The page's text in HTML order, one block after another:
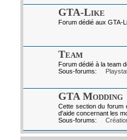
GTA-Like
Forum dédié aux GTA-
Team
Forum dédié à la team
Sous-forums:
GTA Modding
Cette section du forum
d'aide concernant les
Sous-forums: